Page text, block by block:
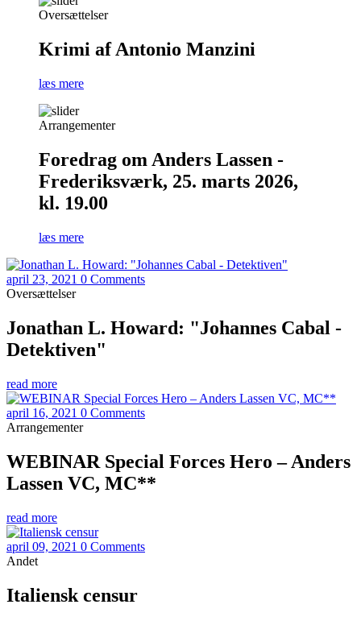
Oversættelser
Krimi af Antonio Manzini
læs mere
Arrangementer
Foredrag om Anders Lassen -
Frederiksværk, 25. marts 2026,
kl. 19.00
læs mere
april 23, 2021 0 Comments
Oversættelser
Jonathan L. Howard: "Johannes Cabal -
Detektiven"
read more
april 16, 2021 0 Comments
Arrangementer
WEBINAR Special Forces Hero – Anders
Lassen VC, MC**
read more
april 09, 2021 0 Comments
Andet
Italiensk censur